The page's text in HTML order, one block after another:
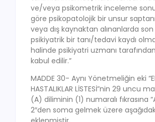
ve/veya psikometrik inceleme
göre psikopatolojik bir unsur
veya dış kaynaktan alınanlarda son
psikiyatrik bir tanı/tedavi kaydı
halinde psikiyatri uzmanı
kabul edilir.”
MADDE 30- Aynı Yönetmeliğin eki
HASTALIKLAR LİSTESİ”nin 29 uncu
(A) diliminin (1) numaralı fıkrasına
2″den soma gelmek üzere